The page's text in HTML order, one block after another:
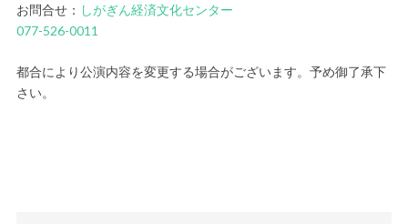
お問合せ： しがぎん経済文化センター
077-526-0011
都合により公演内容を変更する場合がございます。予め御了承下
さい。